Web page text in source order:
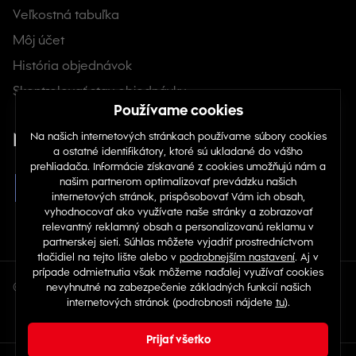
Rôzne typy dámskych pyžám
Dámske pyžamá sú dnes dostupné v mnohých štýloch a
materiáloch, takže si môžete vybrať presne podľa svojich
potrieb. Správna voľba závisí od toho, kde ich chcete nosiť – na
regeneračný spánok, lenivé víkendové ráno alebo jednoducho
pohodlné večery doma.
Ako si vybrať správne dámske pyžamo pre
danú príležitosť
Pri výbere je dôležité zvážiť materiál, strih a detaily dizajnu. Pre
nadčasovo elegantný vzhľad nočného oblečenia si môžete
vybrať sofistikovanú pyžamovú súpravu v neutrálnych farbách,
napríkladbielepyžamo. Ak chcete pridať šmrnc farby,zelené
pyžamo alebo žiarivá kvetinová potlač sú tiež obľúbenou
voľbou.
Dámske pyžamo na doma – Pohodlná a štýlová
Dámska pyžamová súprava na doma vám umožní vyzerať
dobre a zároveň sa cítiť mimoriadne pohodlne. Vyberte si
Veľkostná tabuľka
Môj účet
História objednávok
Skontrolovať stav objednávky
Nájdete nás na sociálnych sieťach
© Copyright 2026 TOP 1 IT Solutions, s.r.o.